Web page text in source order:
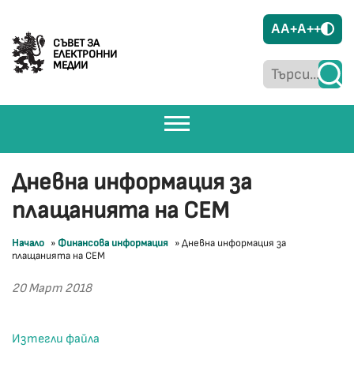
СЪВЕТ ЗА
ЕЛЕКТРОННИ
МЕДИИ
AA+A++
Дневна информация за
плащанията на СЕМ
Начало » Финансова информация »Дневна информация за
плащанията на СЕМ
20 Март 2018
Изтегли файла